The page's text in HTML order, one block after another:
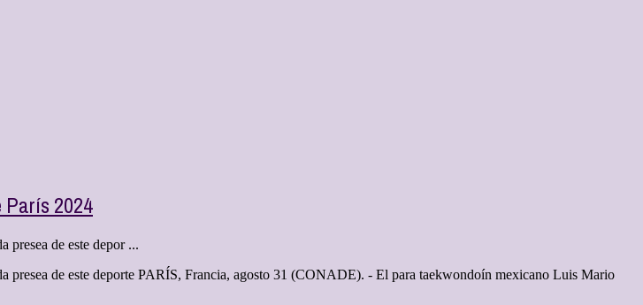
París 2024
presea de este depor ...
presea de este deporte PARÍS, Francia, agosto 31 (CONADE). - El para taekwondoín mexicano Luis Mario